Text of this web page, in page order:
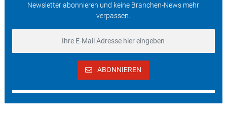
Newsletter abonnieren und keine Branchen-News mehr
verpassen.
ABONNIEREN